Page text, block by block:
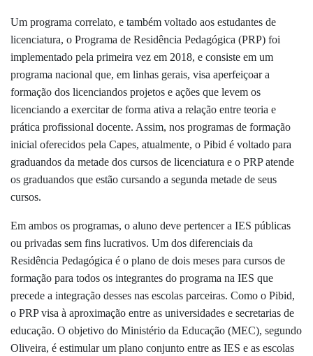
Um programa correlato, e também voltado aos estudantes de
licenciatura, o Programa de Residência Pedagógica (PRP) foi
implementado pela primeira vez em 2018, e consiste em um
programa nacional que, em linhas gerais, visa aperfeiçoar a
formação dos licenciandos projetos e ações que levem os
licenciando a exercitar de forma ativa a relação entre teoria e
prática profissional docente. Assim, nos programas de formação
inicial oferecidos pela Capes, atualmente, o Pibid é voltado para
graduandos da metade dos cursos de licenciatura e o PRP atende
os graduandos que estão cursando a segunda metade de seus
cursos.
Em ambos os programas, o aluno deve pertencer a IES públicas
ou privadas sem fins lucrativos. Um dos diferenciais da
Residência Pedagógica é o plano de dois meses para cursos de
formação para todos os integrantes do programa na IES que
precede a integração desses nas escolas parceiras. Como o Pibid,
o PRP visa à aproximação entre as universidades e secretarias de
educação. O objetivo do Ministério da Educação (MEC), segundo
Oliveira, é estimular um plano conjunto entre as IES e as escolas